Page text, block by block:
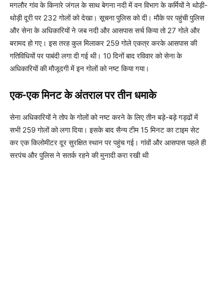
मगलौर गांव के किनारे जंगल के साथ बेगना नदी में वन विभाग के कर्मियों ने थोड़ी-
थोड़ी दूरी पर 232 गोलों को देखा। सूचना पुलिस को दी। मौके पर पहुंची पुलिस
और सेना के अधिकारियों ने जब नदी और आसपास सर्च किया तो 27 गोले और
बरामद हो गए। इस तरह कुल मिलाकर 259 गोले एकत्र करके आसपास की
गतिविधियों पर पाबंदी लगा दी गई थी। 10 दिनों बाद रविवार को सेना के
अधिकारियों की मौजूदगी में इन गोलों को नष्ट किया गया।
एक-एक मिनट के अंतराल पर तीन धमाके
सेना अधिकारियों ने तोप के गोलों को नष्ट करने के लिए तीन बड़े-बड़े गड्ढों में
सभी 259 गोलों को लगा दिया। इसके बाद सैन्य टीम 15 मिनट का टाइम सेट
कर एक किलोमीटर दूर सुरक्षित स्थान पर पहुंच गई। गांवों और आसपास पहले ही
सरपंच और पुलिस ने सतर्क रहने की मुनादी करा रखी थी